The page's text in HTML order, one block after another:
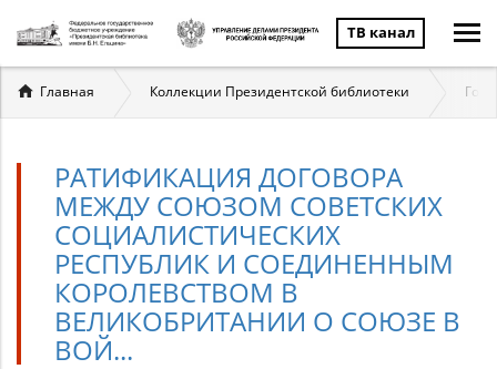
ТВ канал
Вы
здесь
Главная Коллекции Президентской библиотеки
РАТИФИКАЦИЯ ДОГОВОРА
МЕЖДУ СОЮЗОМ СОВЕТСКИХ
СОЦИАЛИСТИЧЕСКИХ
РЕСПУБЛИК И СОЕДИНЕННЫМ
КОРОЛЕВСТВОМ В
ВЕЛИКОБРИТАНИИ О СОЮЗЕ В
ВОЙ...